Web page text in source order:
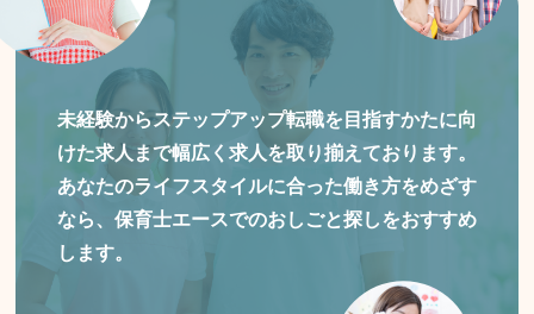
未経験からステップアップ転職を目指すかたに向
けた求人まで幅広く求人を取り揃えております。
あなたのライフスタイルに合った働き方をめざす
なら、保育士エースでのおしごと探しをおすすめ
します。